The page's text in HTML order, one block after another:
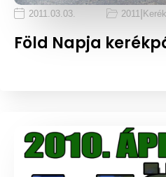
2011.03.03. 2011
Föld Napja